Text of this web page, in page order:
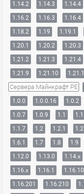
1.14.2
1.14.3 1.14.4
1.16.2
1.16.3 1.16.4
1.18.2
1.19 1.19.1
1.20.1
1.20.2 1.20.3
1.21.2
1.21.3 1.21.4
1.21.9
1.21.10
Сервера Майнкрафт PE
1.0.0
1.0.0.16 1.0.2
1.0.7
1.0.9 1.1
1.1.7
1.2 1.2.1
1.6.1
1.7 1.8 1.9
1.12.0
1.13.0 1.14.x
1.16.x
1.16.1 1.16.10
1.16.201
1.16.210